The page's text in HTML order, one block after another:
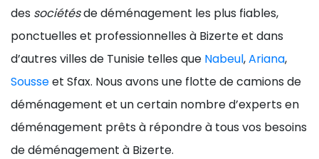
des sociétésde déménagement les plus fiables,
ponctuelles et professionnelles à Bizerte et dans
d’autres villes de Tunisie telles que Nabeul,Ariana,
Sousseet Sfax. Nous avons une flotte de camions de
déménagement et un certain nombre d’experts en
déménagement prêts à répondre à tous vos besoins
de déménagement à Bizerte.